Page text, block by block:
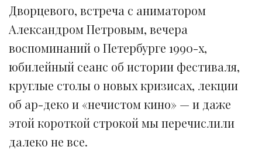
Дворцевого, встреча с аниматором
Александром Петровым, вечера
воспоминаний о Петербурге 1990-х,
юбилейный сеанс об истории фестиваля,
круглые столы о новых кризисах, лекции
об ар-деко и «нечистом кино» — и даже
этой короткой строкой мы перечислили
далеко не все.